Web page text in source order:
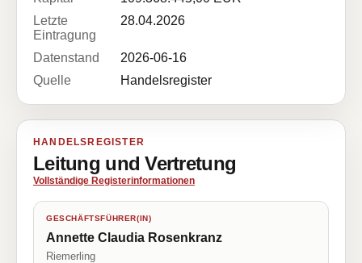
Letzte
Eintragung
28.04.2026
Datenstand
2026-06-16
Quelle
Handelsregister
HANDELSREGISTER
Leitung und Vertretung
Vollständige Registerinformationen
GESCHÄFTSFÜHRER(IN)
Annette Claudia Rosenkranz
Riemerling